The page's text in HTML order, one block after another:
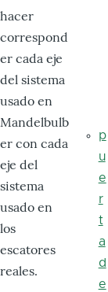
hacer
correspond
er cada eje
del sistema
usado en
Mandelbulb
er con cada
eje del
sistema
usado en
los
escatores
reales.
p
u
e
r
t
a
d
e